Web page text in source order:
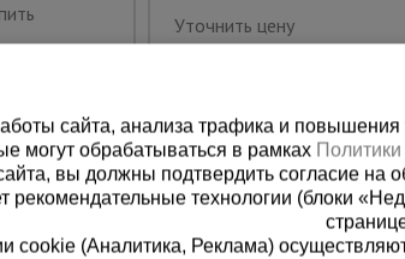
Уточнить цену
сайта, анализа трафика и повышения
могут обрабатываться в рамках
вы должны подтвердить согласие на
рекомендательные технологии (блоки
cookie (Аналитика, Реклама)